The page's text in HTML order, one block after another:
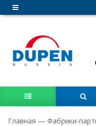
Главная — Фабрики-